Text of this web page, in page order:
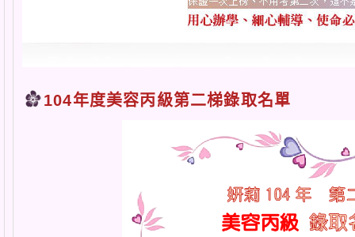
104年度美容丙級第二梯錄取名單